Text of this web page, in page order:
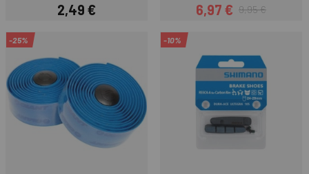
Preis
2,49 € Preis
6,97 €Regulärer Preis
9,95 €
-25% -10%